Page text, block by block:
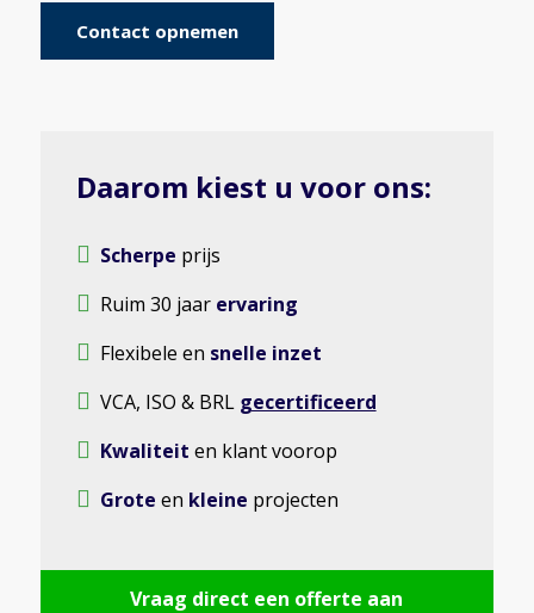
Contact opnemen
Daarom kiest u voor ons:
Scherpe prijs
Ruim 30 jaar ervaring
Flexibele en snelle inzet
VCA, ISO & BRL gecertificeerd
Kwaliteit en klant voorop
Grote en kleine projecten
Vraag direct een offerte aan